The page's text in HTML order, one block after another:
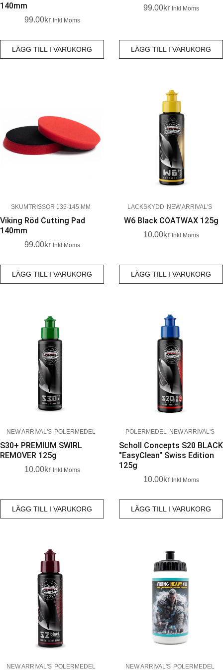
140mm
99.00Kr Inkl Moms
LÄGG TILL I VARUKORG
99.00Kr Inkl Moms
LÄGG TILL I VARUKORG
SKUMTRISSOR 135-145 MM
Viking Röd Cutting Pad
140mm
99.00Kr Inkl Moms
LÄGG TILL I VARUKORG
LACKSKYDD NEW ARRIVAL'S
W6 Black COATWAX 125g
10.00Kr Inkl Moms
LÄGG TILL I VARUKORG
NEW ARRIVAL'S POLERMEDEL
S30+ PREMIUM SWIRL
REMOVER 125g
10.00Kr Inkl Moms
LÄGG TILL I VARUKORG
POLERMEDEL NEW ARRIVAL'S
Scholl Concepts S20 BLACK
"EasyClean" Swiss Edition
125g
10.00Kr Inkl Moms
LÄGG TILL I VARUKORG
NEW ARRIVAL'S POLERMEDEL NEW ARRIVAL'S POLERMEDEL